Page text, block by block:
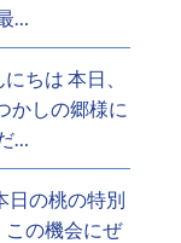
…
ちは 本日、
かしの郷様に
…
の桃の特別
この機会にぜ